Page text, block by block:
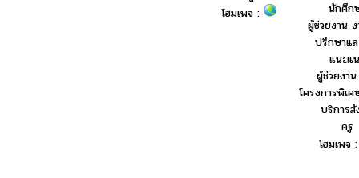
โฮมเพจ :
นักศึก
ผู้ช่วยงาน
ปรึกษาแ
แนะแ
ผู้ช่วยงา
โครงการพิเศ
บริการ
ครู
โฮมเพจ